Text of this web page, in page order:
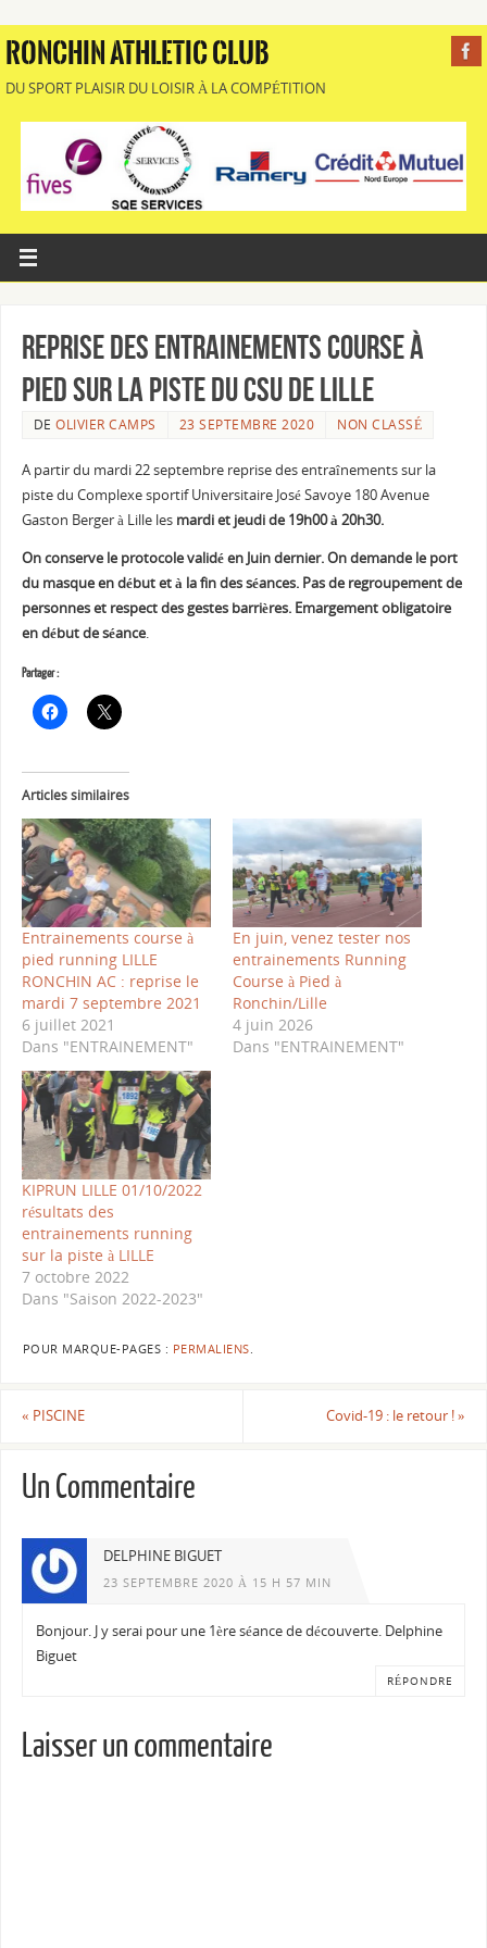
RONCHIN ATHLETIC CLUB
DU SPORT PLAISIR DU LOISIR À LA COMPÉTITION
Reprise des entrainements Course à
pied sur la piste du CSU de Lille
DEOLIVIER CAMPS 23 SEPTEMBRE 2020 NON CLASSÉ
A partir du mardi 22 septembre reprise des entraînements sur la
piste du Complexe sportif Universitaire José Savoye 180 Avenue
Gaston Berger à Lille les mardi et jeudi de 19h00 à 20h30.
On conserve le protocole validé en Juin dernier. On demande le port
du masque en début et à la fin des séances. Pas de regroupement de
personnes et respect des gestes barrières. Emargement obligatoire
en début de séance.
Partager :
Articles similaires
Entrainements course à
pied running LILLE
RONCHIN AC : reprise le
mardi 7 septembre 2021
6 juillet 2021
Dans "ENTRAINEMENT"
En juin, venez tester nos
entrainements Running
Course à Pied à
Ronchin/Lille
4 juin 2026
Dans "ENTRAINEMENT"
KIPRUN LILLE 01/10/2022
résultats des
entrainements running
sur la piste à LILLE
7 octobre 2022
Dans "Saison 2022-2023"
POUR MARQUE-PAGES : PERMALIENS.
« PISCINE Covid-19 : le retour !»
Un Commentaire
DELPHINE BIGUET
23 SEPTEMBRE 2020 À 15 H 57 MIN
Bonjour. J y serai pour une 1ère séance de découverte. Delphine
Biguet
RÉPONDRE
Laisser un commentaire